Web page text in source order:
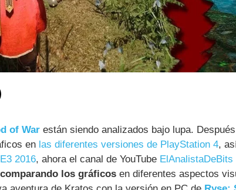
of War están siendo analizados bajo lupa.
en las diferentes versiones de PlayStation 4,
2016, ahora el canal de YouTube ElAnalistaDeBits
comparando los gráficos en diferentes aspectos